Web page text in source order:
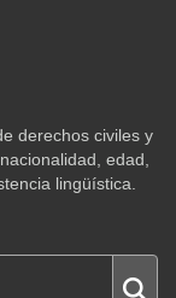
derechos civiles y
edad,
lingüística.